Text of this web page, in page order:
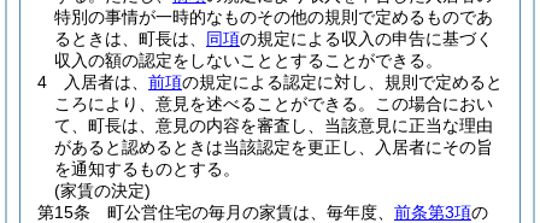
特別の事情が一時的なものその他の規則で定めるものであ
るときは、町長は、 同項の規定による収入の申告に基づく
収入の額の認定をしないこととすることができる。
4
入居者は、 前項の規定による認定に対し、規則で定めると
ころにより、意見を述べることができる。
この場合におい
て、町長は、意見の内容を審査し、当該意見に正当な理由
があると認めるときは当該認定を更正し、入居者にその旨
を通知するものとする。
(家賃の決定)
第15条
町公営住宅の毎月の家賃は、毎年度、 前条第3項の